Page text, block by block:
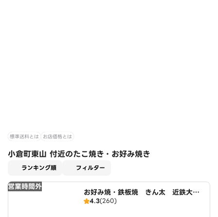
標準送料とは お店価格とは
小倉町東山 付近のたこ焼き・お好み焼き
ランキング順 フィルター
営業時間外
お好み焼・鉄板焼 きん太 近鉄大久
保店
4.3(260)